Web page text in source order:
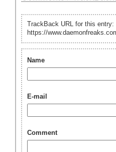
TrackBack URL for this entry:
https://
Name
E-mail
Comment